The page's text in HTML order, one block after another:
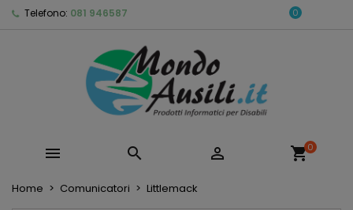
Telefono: 081 946587 0
   shopping_cart0
Home Comunicatori Littlemack